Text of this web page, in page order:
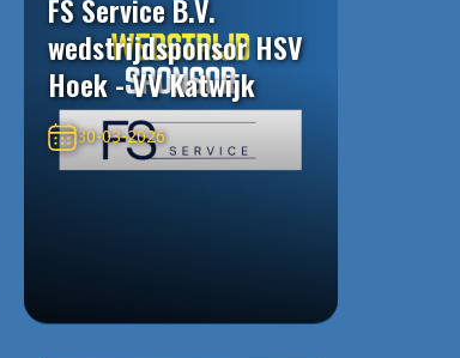
FS Service B.V.
wedstrijdsponsor HSV
Hoek - VV Katwijk
30-03-2026